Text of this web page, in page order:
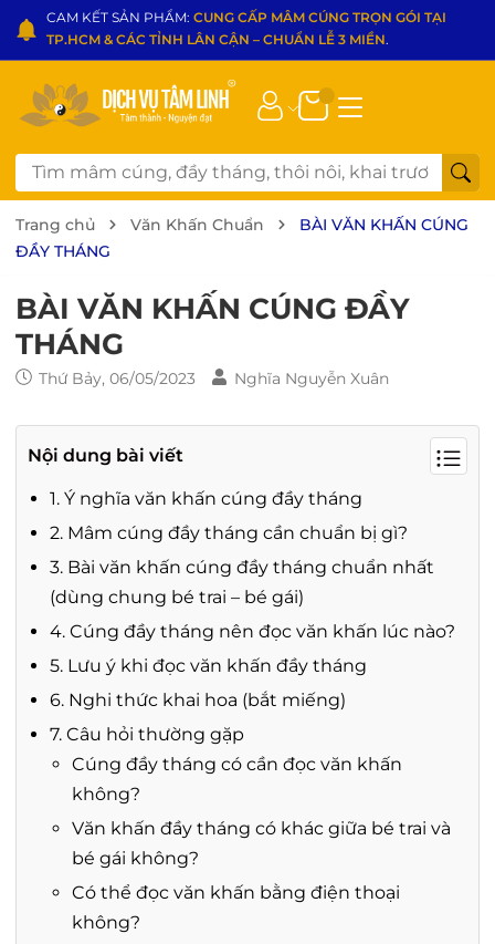
CAM KẾT SẢN PHẨM: CUNG CẤP MÂM CÚNG TRỌN GÓI TẠI
TP.HCM & CÁC TỈNH LÂN CẬN – CHUẨN LỄ 3 MIỀN.
Trang chủ Văn Khấn Chuẩn
BÀI VĂN KHẤN CÚNG
ĐẦY THÁNG
BÀI VĂN KHẤN CÚNG ĐẦY
THÁNG
Thứ Bảy, 06/05/2023 Nghĩa Nguyễn Xuân
Nội dung bài viết
1. Ý nghĩa văn khấn cúng đầy tháng
2. Mâm cúng đầy tháng cần chuẩn bị gì?
3. Bài văn khấn cúng đầy tháng chuẩn nhất
(dùng chung bé trai – bé gái)
4. Cúng đầy tháng nên đọc văn khấn lúc nào?
5. Lưu ý khi đọc văn khấn đầy tháng
6. Nghi thức khai hoa (bắt miếng)
7. Câu hỏi thường gặp
Cúng đầy tháng có cần đọc văn khấn
không?
Văn khấn đầy tháng có khác giữa bé trai và
bé gái không?
Có thể đọc văn khấn bằng điện thoại
không?